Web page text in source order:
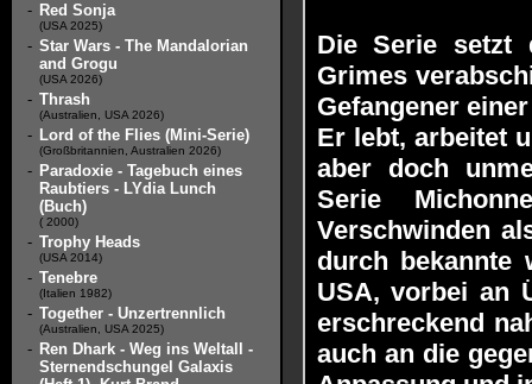
- Red Sonja
(USA 2025)
- Star Wars - The Mandalorian
and Grogu
(USA 2026)
- Thrash
(Australien, USA 2026)
- Lord of the Flies (Mini-Serie)
(Großbritannien, Australien 2026)
- Paradoxie - Tagebuch eines
Raubtiers - LYdia Lunch
(Buch)
( 2000)
- Trophy Heads
(USA 2014)
- Tenebre
(Italien 1982)
- Together - Unzertrennlich
(Australien, USA 2025)
- Ren Dhark - Weg ins Weltall -
Sternendschungel Galaxis
Die Serie setzt
Grimes
Gefangener
Er lebt, arbeitet
aber doch
Serie
Verschwinden
durch bekannte
USA, vorbei an
erschreckend
auch an die